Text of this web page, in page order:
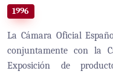
1996
La Cámara Oficial
conjuntamente con la
Exposición de